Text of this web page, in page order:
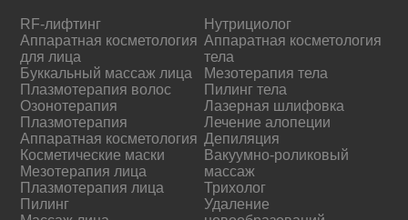
RF-лифтинг
Аппаратная косметология
для лица
Буккальный массаж лица
Плазмотерапия волос
Озонотерапия
Плазмотерапия
Аппаратная косметология
Косметические маски
Мезотерапия лица
Плазмотерапия лица
Пилинг
Нутрициолог
Аппаратная косметология
тела
Мезотерапия тела
Пилинг тела
Лазерная шлифовка
Лечение алопеции
Депиляция
Вакуумно-роликовый
массаж
Трихолог
Удаление